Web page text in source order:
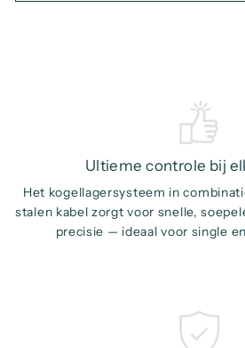
Ultieme controle bij
Het kogellagersysteem in
stalen kabel zorgt voor snelle,
precisie — ideaal voor single